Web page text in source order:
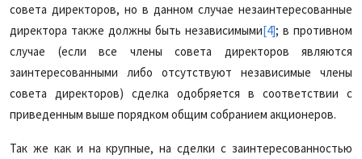
совета директоров, но в данном случае незаинтересованные
директора также должны быть независимыми[4]; в противном
случае (если все члены совета директоров являются
заинтересованными либо отсутствуют независимые члены
совета директоров) сделка одобряется в соответствии с
приведенным выше порядком общим собранием акционеров.
Так же как и на крупные, на сделки с заинтересованностью